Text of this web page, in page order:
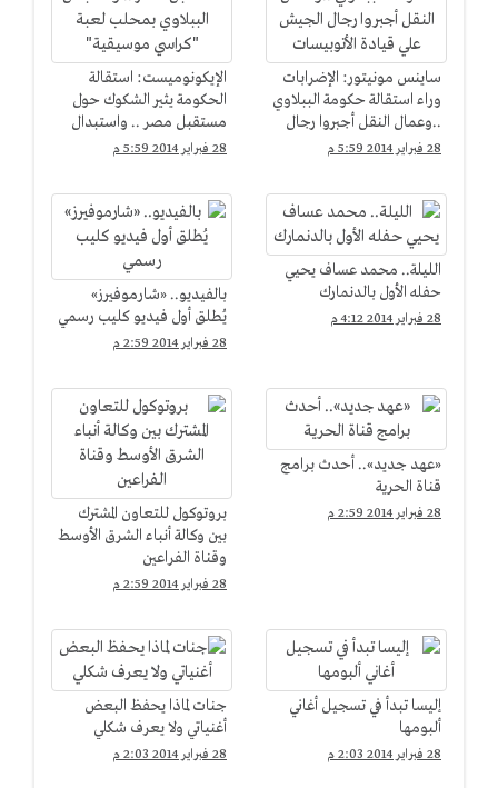
ساينس مونيتور: الإضرابات
وراء استقالة حكومة الببلاوي
..وعمال النقل أجبروا رجال
الجيش علي قيادة
28 فبراير 2014 5:59 م
الإيكونوميست: استقالة
الحكومة يثير الشكوك حول
مستقبل مصر .. واستبدال
الببلاوي بمحلب لعبة
28 فبراير 2014 5:59 م
الليلة.. محمد عساف يحيي
حفله الأول بالدنمارك
28 فبراير 2014 4:12 م
بالفيديو.. «شارموفيرز»
يُطلق أول فيديو كليب رسمي
28 فبراير 2014 2:59 م
«عهد جديد».. أحدث برامج
قناة الحرية
28 فبراير 2014 2:59 م
بروتوكول للتعاون المشترك
بين وكالة أنباء الشرق الأوسط
وقناة الفراعين
28 فبراير 2014 2:59 م
إليسا تبدأ في تسجيل أغاني
ألبومها
28 فبراير 2014 2:03 م
جنات لماذا يحفظ البعض
أغنياتي ولا يعرف شكلي
28 فبراير 2014 2:03 م